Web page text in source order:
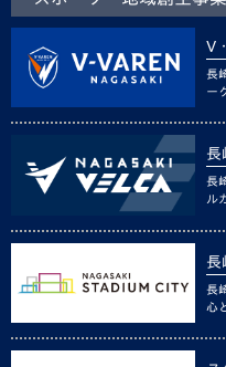
V
長
ー
長
長
ル
長
長
心